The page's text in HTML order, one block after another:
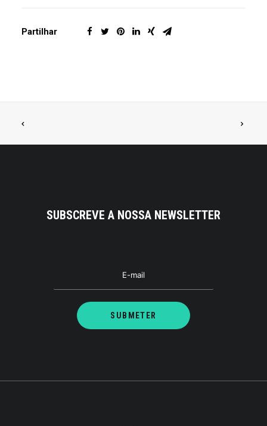
Partilhar
SUBSCREVE A NOSSA NEWSLETTER